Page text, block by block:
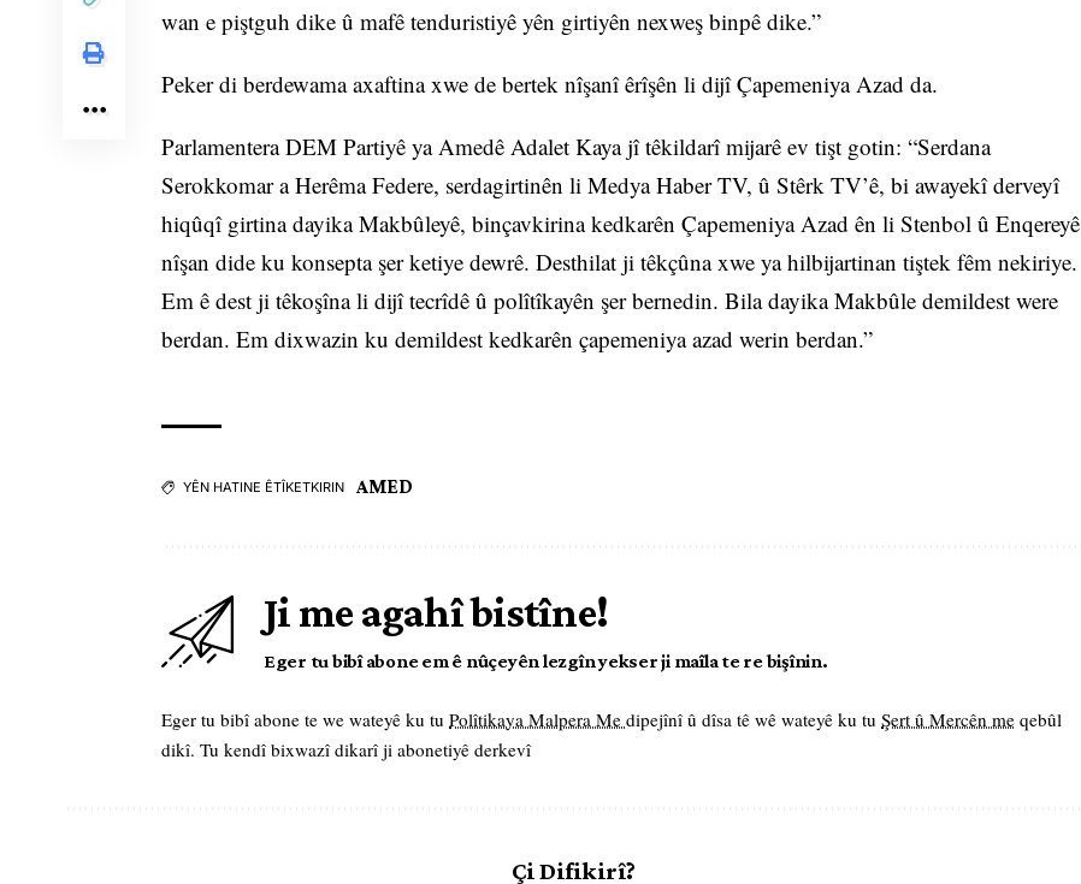
wan e piştguh dike û mafê tenduristiyê yên girtiyên nexweş binpê dike.”
Peker di berdewama axaftina xwe de bertek nîşanî êrîşên li dijî Çapemeniya Azad da.
Parlamentera DEM Partiyê ya Amedê Adalet Kaya jî têkildarî mijarê ev tişt gotin: “Serdana
Serokkomar a Herêma Federe, serdagirtinên li Medya Haber TV, û Stêrk TV’ê, bi awayekî derveyî
hiqûqî girtina dayika Makbûleyê, binçavkirina kedkarên Çapemeniya Azad ên li Stenbol û Enqereyê
nîşan dide ku konsepta şer ketiye dewrê. Desthilat ji têkçûna xwe ya hilbijartinan tiştek fêm nekiriye.
Em ê dest ji têkoşîna li dijî tecrîdê û polîtîkayên şer bernedin. Bila dayika Makbûle demildest were
berdan. Em dixwazin ku demildest kedkarên çapemeniya azad werin berdan.”
YÊN HATINE ÊTÎKETKIRIN AMED
Ji me agahî bistîne!
Eger tu bibî abone em ê nûçeyên lezgîn yekser ji maîla te re bişînin.
Eger tu bibî abone te we wateyê ku tu Polîtikaya Malpera Me dipejînî û dîsa tê wê wateyê ku tu Şert û Mercên me qebûl
dikî. Tu kendî bixwazî dikarî ji abonetiyê derkevî
Çi Difikirî?